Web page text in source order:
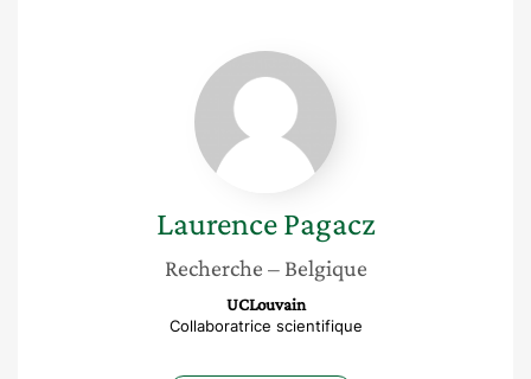
Laurence
Pagacz
Laurence Pagacz
Recherche – Belgique
UCLouvain
Collaboratrice scientifique